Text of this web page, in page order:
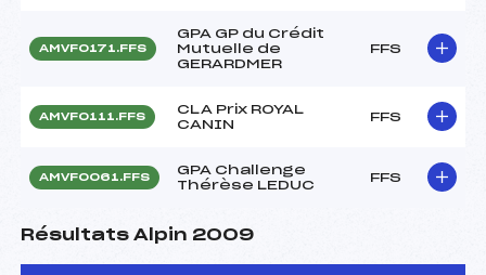
AMVF0171.FFS
GPA GP du Crédit
Mutuelle de
GERARDMER
FFS
AMVF0111.FFS
CLA Prix ROYAL
CANIN
FFS
AMVF0061.FFS
GPA Challenge
Thérèse LEDUC
FFS
Résultats Alpin 2009